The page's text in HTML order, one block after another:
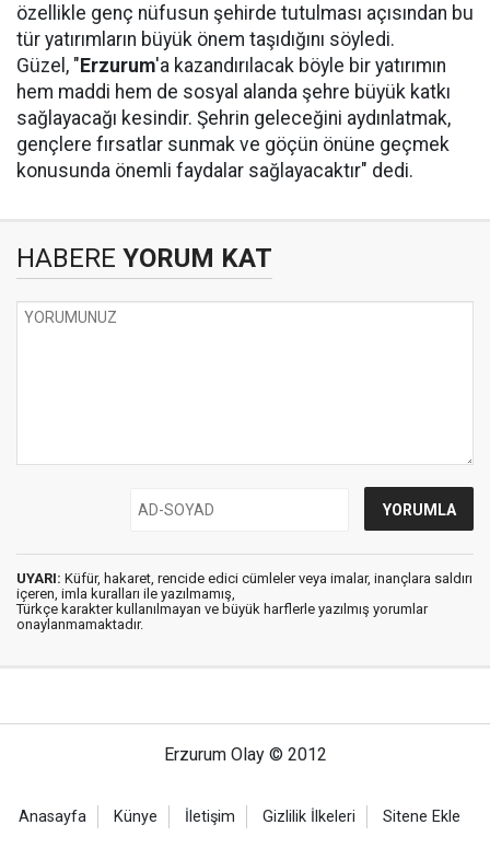
özellikle genç nüfusun şehirde tutulması açısından bu
tür yatırımların büyük önem taşıdığını söyledi.
Güzel, " Erzurum'a kazandırılacak böyle bir yatırımın
hem maddi hem de sosyal alanda şehre büyük katkı
sağlayacağı kesindir. Şehrin geleceğini aydınlatmak,
gençlere fırsatlar sunmak ve göçün önüne geçmek
konusunda önemli faydalar sağlayacaktır" dedi.
HABERE YORUM KAT
UYARI: Küfür, hakaret, rencide edici cümleler veya imalar, inançlara saldırı
içeren, imla kuralları ile yazılmamış,
Türkçe karakter kullanılmayan ve büyük harflerle yazılmış yorumlar
onaylanmamaktadır.
Erzurum Olay © 2012
Anasayfa Künye İletişim Gizlilik İlkeleri Sitene Ekle